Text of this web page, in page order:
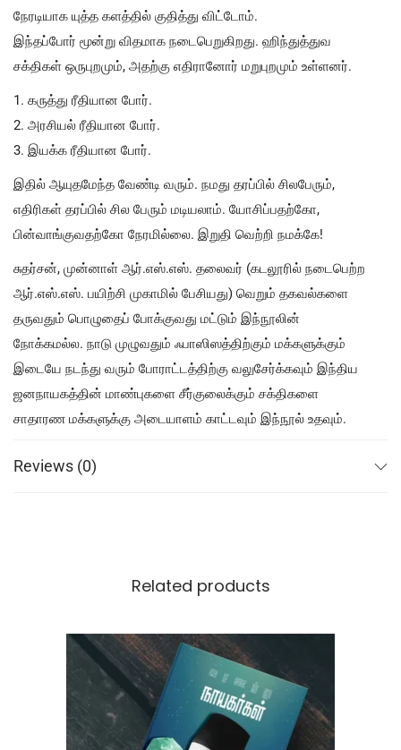
நேரடியாக யுத்த களத்தில் குதித்து விட்டோம்.
இந்தப்போர் மூன்று விதமாக நடைபெறுகிறது. ஹிந்துத்துவ
சக்திகள் ஒருபுறமும், அதற்கு எதிரானோர் மறுபுறமும் உள்ளனர்.
1. கருத்து ரீதியான போர்.
2. அரசியல் ரீதியான போர்.
3. இயக்க ரீதியான போர்.
இதில் ஆயுதமேந்த வேண்டி வரும். நமது தரப்பில் சிலபேரும்,
எதிரிகள் தரப்பில் சில பேரும் மடியலாம். யோசிப்பதற்கோ,
பின்வாங்குவதற்கோ நேரமில்லை. இறுதி வெற்றி நமக்கே!
சுதர்சன், முன்னாள் ஆர்.எஸ்.எஸ். தலைவர் (கடலூரில் நடைபெற்ற
ஆர்.எஸ்.எஸ். பயிற்சி முகாமில் பேசியது) வெறும் தகவல்களை
தருவதும் பொழுதைப் போக்குவது மட்டும் இந்நூலின்
நோக்கமல்ல. நாடு முழுவதும் ஃபாஸிஸத்திற்கும் மக்களுக்கும்
இடையே நடந்து வரும் போராட்டத்திற்கு வலுசேர்க்கவும் இந்திய
ஜனநாயகத்தின் மாண்புகளை சீர்குலைக்கும் சக்திகளை
சாதாரண மக்களுக்கு அடையாளம் காட்டவும் இந்நூல் உதவும்.
Reviews (0)
Related products